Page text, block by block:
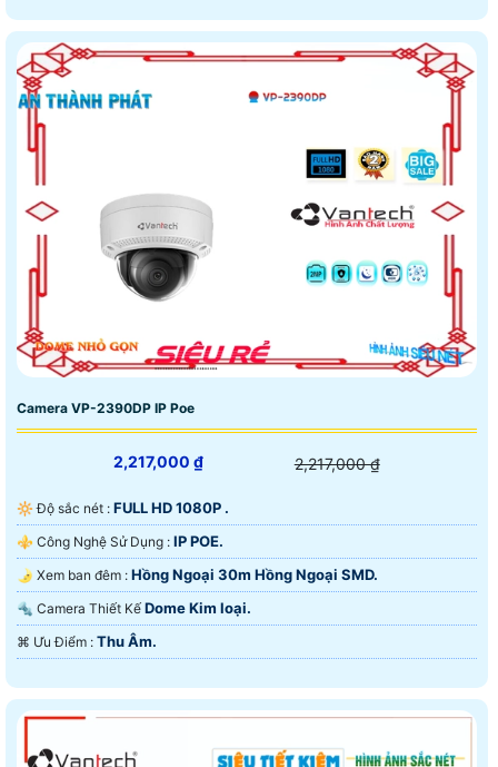
Camera VP-2390DP IP Poe
2,217,000 ₫ 2,217,000 ₫
🔆 Độ sắc nét : FULL HD 1080P .
⚜️ Công Nghệ Sử Dụng : IP POE.
🌛 Xem ban đêm : Hồng Ngoại 30m Hồng Ngoại SMD.
🔩 Camera Thiết Kế Dome Kim loại.
️⌘ Ưu Điểm : Thu Âm.